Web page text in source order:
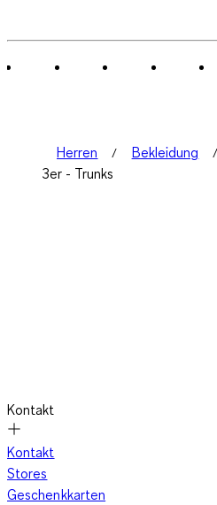
Herren Bekleidung
3er - Trunks
Kontakt
Kontakt
Stores
Geschenkkarten